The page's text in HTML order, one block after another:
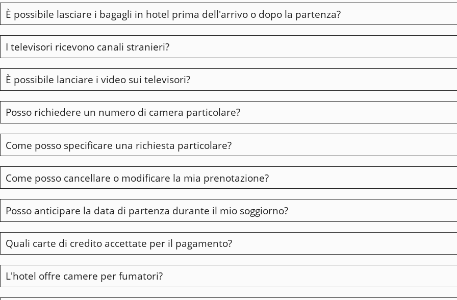
No, la nostra struttura non dispone di un'area benessere. Tuttavia, disponiamo di camere idromassaggio con
questa esigenza.
È possibile lasciare i bagagli in hotel prima dell'arrivo o dopo la partenza?
Naturalmente, possiamo depositare i vostri bagagli per tutto il tempo necessario.
I televisori ricevono canali stranieri?
Sì, le camere sono dotate di televisori Samsung LED HD da 40" con abbonamento via cavo e molti canali stranieri
È possibile lanciare i video sui televisori?
Sì, le camere sono dotate di un Chromecast gratuito per consentirvi di trasmettere in tutta sicurezza i vostri
direttamente sul televisore della vostra camera. Se avete bisogno di aiuto, digitate il numero 9 sul telefono della
Posso richiedere un numero di camera particolare?
A causa dei nostri impegni, non possiamo garantire un numero di camera. Tuttavia, vi preghiamo di comunicarci le
soddisfare la vostra richiesta.
Come posso specificare una richiesta particolare?
Nella casella "commenti". Faremo del nostro meglio per rispondere alla vostra richiesta.
Come posso cancellare o modificare la mia prenotazione?
Le condizioni di cancellazione e modifica sono indicate nella conferma della prenotazione. Non esitate a contattare
cancellare o modificare la prenotazione cliccando sul link indicato nella conferma.
Posso anticipare la data di partenza durante il mio soggiorno?
Vi chiediamo di informarci della vostra partenza anticipata con 48 ore di anticipo, in modo da poter riaffittare la
di una notte di soggiorno.
Quali carte di credito accettate per il pagamento?
Mastercard, Visa e American Express.
L'hotel offre camere per fumatori?